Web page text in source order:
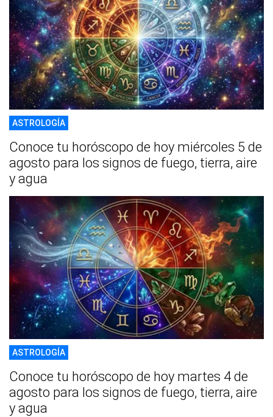
ASTROLOGÍA
Conoce tu horóscopo de hoy miércoles 5 de
agosto para los signos de fuego, tierra, aire
y agua
ASTROLOGÍA
Conoce tu horóscopo de hoy martes 4 de
agosto para los signos de fuego, tierra, aire
y agua